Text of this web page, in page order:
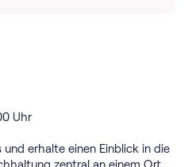
Uhr
und erhalte einen Einblick in die